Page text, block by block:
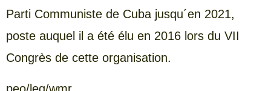
Parti Communiste de Cuba jusqu´en 2021,
poste auquel il a été élu en 2016 lors du VII
Congrès de cette organisation.